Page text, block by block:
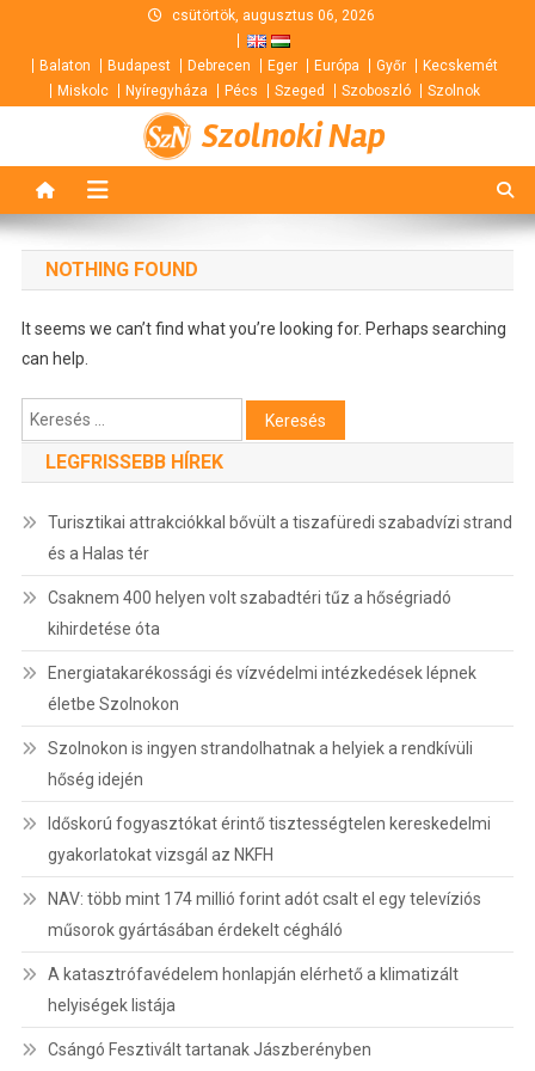
content
csütörtök, augusztus 06, 2026
Balaton Budapest Debrecen Eger Európa Győr
Kecskemét
Miskolc
Nyíregyháza Pécs Szeged Szoboszló Szolnok
Szolnoki Nap
NOTHING FOUND
It seems we can’t find what you’re looking for. Perhaps searching
can help.
Keresés:
LEGFRISSEBB HÍREK
Turisztikai attrakciókkal bővült a tiszafüredi szabadvízi strand
és a Halas tér
Csaknem 400 helyen volt szabadtéri tűz a hőségriadó
kihirdetése óta
Energiatakarékossági és vízvédelmi intézkedések lépnek
életbe Szolnokon
Szolnokon is ingyen strandolhatnak a helyiek a rendkívüli
hőség idején
Időskorú fogyasztókat érintő tisztességtelen kereskedelmi
gyakorlatokat vizsgál az NKFH
NAV: több mint 174 millió forint adót csalt el egy televíziós
műsorok gyártásában érdekelt cégháló
A katasztrófavédelem honlapján elérhető a klimatizált
helyiségek listája
Csángó Fesztivált tartanak Jászberényben